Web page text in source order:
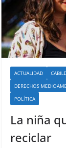
ACTUALIDAD
DERECHOS
POLÍTICA
La niña
reciclar